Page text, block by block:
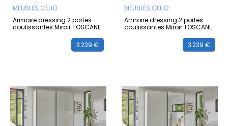
MEUBLES CELIO
Armoire dressing 2 portes
coulissantes Miroir TOSCANE
3 239 €
MEUBLES CELIO
Armoire dressing 2 portes
coulissantes Miroir TOSCANE
3 239 €